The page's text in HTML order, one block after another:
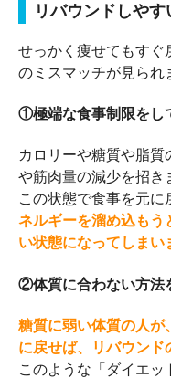
リバウンドしや
せっかく痩せてもすぐ
のミスマッチが見られ
①極端な食事制限をし
カロリーや糖質や脂
や筋肉量の減少を招き
この状態で食事を元に
ネルギーを溜め込もう
い状態になってしまい
②体質に合わない方法
糖質に弱い体質の人が
に戻せば、リバウンド
このような「ダイエ